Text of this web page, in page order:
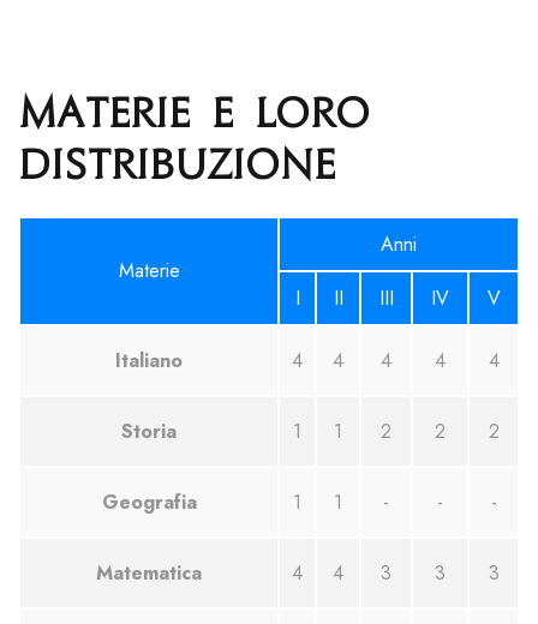
Materie e loro
distribuzione
Materie
Anni
I
II III IV V
Italiano 4 4 4 4 4
Storia 1 1 2 2 2
Geografia 1 1 - - -
Matematica 4 4 3 3 3